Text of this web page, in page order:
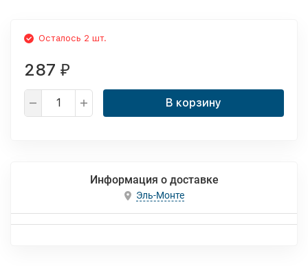
Осталось 2 шт.
287 ₽
В корзину
Информация о доставке
Эль-Монте